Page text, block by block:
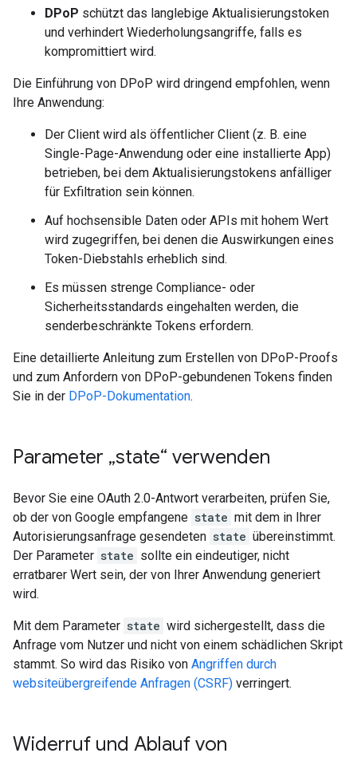
DPoP schützt das langlebige Aktualisierungstoken
und verhindert Wiederholungsangriffe, falls es
kompromittiert wird.
Die Einführung von DPoP wird dringend empfohlen, wenn
Ihre Anwendung:
Der Client wird als öffentlicher Client (z. B. eine
Single-Page-Anwendung oder eine installierte App)
betrieben, bei dem Aktualisierungstokens anfälliger
für Exfiltration sein können.
Auf hochsensible Daten oder APIs mit hohem Wert
wird zugegriffen, bei denen die Auswirkungen eines
Token-Diebstahls erheblich sind.
Es müssen strenge Compliance- oder
Sicherheitsstandards eingehalten werden, die
senderbeschränkte Tokens erfordern.
Eine detaillierte Anleitung zum Erstellen von DPoP-Proofs
und zum Anfordern von DPoP-gebundenen Tokens finden
Sie in der DPoP-Dokumentation.
Parameter „state“ verwenden
Bevor Sie eine OAuth 2.0-Antwort verarbeiten, prüfen Sie,
ob der von Google empfangene state mit dem in Ihrer
Autorisierungsanfrage gesendeten state übereinstimmt.
Der Parameter state sollte ein eindeutiger, nicht
erratbarer Wert sein, der von Ihrer Anwendung generiert
wird.
Mit dem Parameter state wird sichergestellt, dass die
Anfrage vom Nutzer und nicht von einem schädlichen Skript
stammt. So wird das Risiko von Angriffen durch
websiteübergreifende Anfragen (CSRF) verringert.
Widerruf und Ablauf von